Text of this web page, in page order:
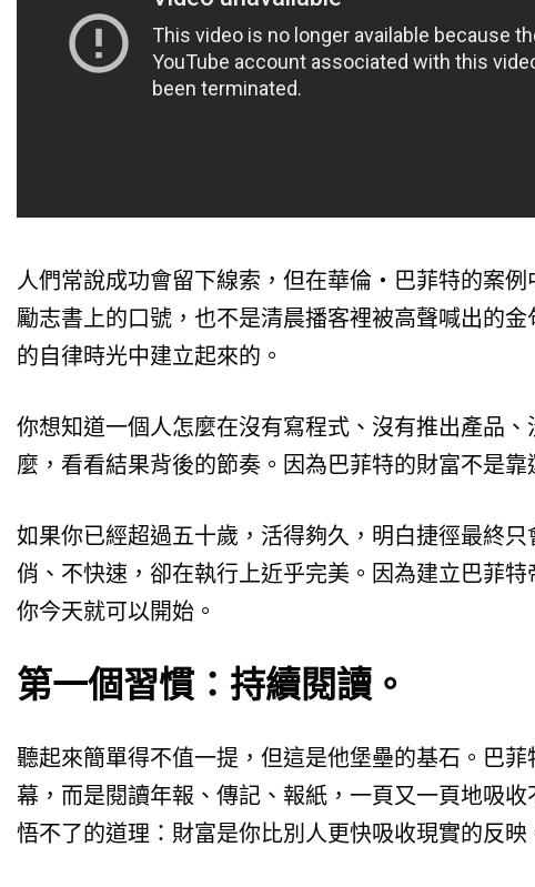
人們常說成功會留下線索，但在華倫・巴菲特的案
勵志書上的口號，也不是清晨播客裡被高聲喊出的
的自律時光中建立起來的。
你想知道一個人怎麼在沒有寫程式、沒有推出產品
麼，看看結果背後的節奏。因為巴菲特的財富不是
如果你已經超過五十歲，活得夠久，明白捷徑最終
俏、不快速，卻在執行上近乎完美。因為建立巴菲
你今天就可以開始。
第一個習慣：持續閱讀。
聽起來簡單得不值一提，但這是他堡壘的基石。巴
幕，而是閱讀年報、傳記、報紙，一頁又一頁地吸
悟不了的道理：財富是你比別人更快吸收現實的反映